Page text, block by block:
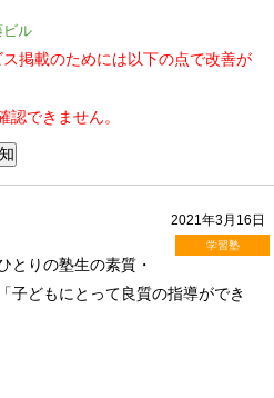
ビル
掲載のためには以下の点で改善が
認できません。
2021年3月16日
学習塾
とりの塾生の素質・
子どもにとって良質の指導ができ